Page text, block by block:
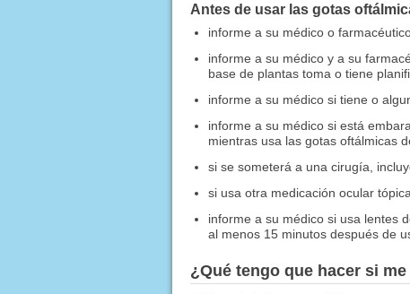
Antes de usar las gotas
informe a su médico o
informe a su médico y a su
base de plantas toma o tiene
informe a su médico si tiene o
informe a su médico si está
mientras usa las gotas oftálmicas
si se someterá a una cirugía,
si usa otra medicación ocular
informe a su médico si usa lentes
al menos 15 minutos después de
¿Qué tengo que hacer si